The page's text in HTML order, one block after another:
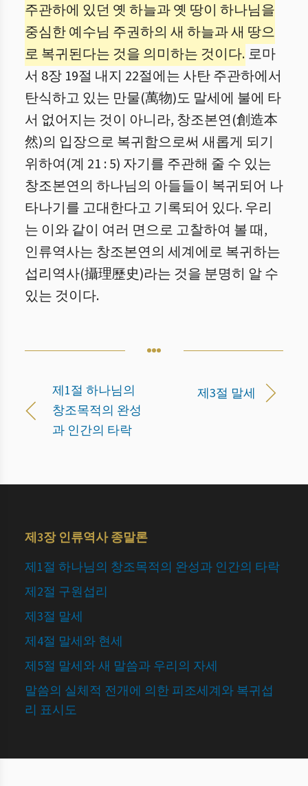
주관하에 있던 옛 하늘과 옛 땅이 하나님을
중심한 예수님 주권하의 새 하늘과 새 땅으
로 복귀된다는 것을 의미하는 것이다. 로마
서 8장 19절 내지 22절에는 사탄 주관하에서
탄식하고 있는 만물(萬物)도 말세에 불에 타
서 없어지는 것이 아니라, 창조본연(創造本
然)의 입장으로 복귀함으로써 새롭게 되기
위하여(계 21 : 5) 자기를 주관해 줄 수 있는
창조본연의 하나님의 아들들이 복귀되어 나
타나기를 고대한다고 기록되어 있다. 우리
는 이와 같이 여러 면으로 고찰하여 볼 때,
인류역사는 창조본연의 세계에로 복귀하는
섭리역사(攝理歷史)라는 것을 분명히 알 수
있는 것이다.
제1절 하나님의
창조목적의 완성
과 인간의 타락
제3절 말세
제3장 인류역사 종말론
제1절 하나님의 창조목적의 완성과 인간의 타락
제2절 구원섭리
제3절 말세
제4절 말세와 현세
제5절 말세와 새 말씀과 우리의 자세
말씀의 실체적 전개에 의한 피조세계와 복귀섭
리 표시도